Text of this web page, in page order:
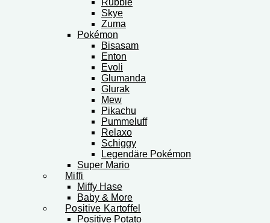
Skye
Zuma
Pokémon
Bisasam
Enton
Evoli
Glumanda
Glurak
Mew
Pikachu
Pummeluff
Relaxo
Schiggy
Legendäre Pokémon
Super Mario
Miffi
Miffy Hase
Baby & More
Positive Kartoffel
Positive Potato